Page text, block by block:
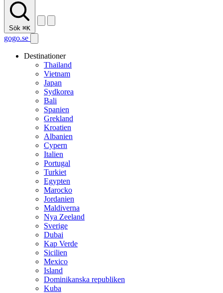
Sök ⌘K
gogo.se
Destinationer
Thailand
Vietnam
Japan
Sydkorea
Bali
Spanien
Grekland
Kroatien
Albanien
Cypern
Italien
Portugal
Turkiet
Egypten
Marocko
Jordanien
Maldiverna
Nya Zeeland
Sverige
Dubai
Kap Verde
Sicilien
Mexico
Island
Dominikanska republiken
Kuba